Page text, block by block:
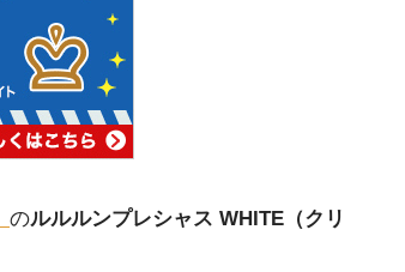
のルルルンプレシャス WHITE（クリ